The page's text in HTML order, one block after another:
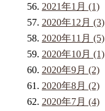
2021年1月 (1)
2020年12月 (3)
2020年11月 (5)
2020年10月 (1)
2020年9月 (2)
2020年8月 (2)
2020年7月 (4)